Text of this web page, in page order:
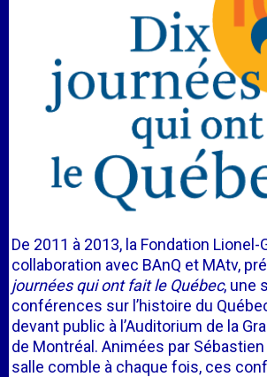
De 2011 à 2013, la Fondation Lionel-
collaboration avec BAnQ et MAtv,
journées qui ont fait le Québec, une
conférences sur l’histoire du
devant public à l’Auditorium de la
de Montréal. Animées par
salle comble à chaque fois, ces